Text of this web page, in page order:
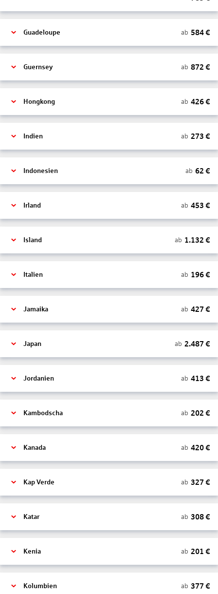
Guadeloupe ab 584€
Guernsey ab 872 €
Hongkong ab 426€
Indien ab 273 €
Indonesien ab 62 €
Irland ab 453 €
Island ab 1.132 €
Italien ab 196€
Jamaika ab 427 €
Japan ab 2.487 €
Jordanien ab 413 €
Kambodscha ab 202 €
Kanada ab 420€
Kap Verde ab 327 €
Katar ab 308€
Kenia ab 201 €
Kolumbien ab 377 €